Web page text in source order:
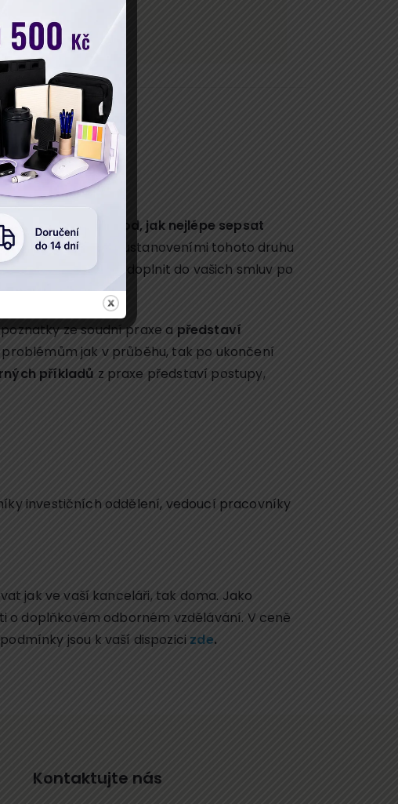
účastníkům
návod, jak nejlépe sepsat
s důležitými ustanoveními tohoto druhu
co vše musíte doplnit do vašich smluv po
o dílo.
ze soudní praxe a představí
jak v průběhu, tak po ukončení
příkladů z praxe představí postupy,
investičních oddělení, vedoucí pracovníky
jak ve vaší kanceláři, tak doma. Jako
o doplňkovém odborném vzdělávání. V ceně
jsou k vaší dispozici zde.
Kontaktujte nás